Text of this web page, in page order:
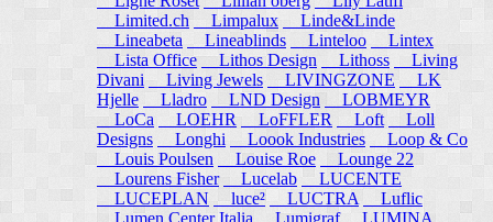
Limited.ch
Limpalux
Linde&Linde
Lineabeta
Lineablinds Linteloo
Lintex
Lista Office Lithos Design Lithoss
Living
Divani
Living Jewels LIVINGZONE
LK
Hjelle
Lladro LND Design
LOBMEYR
LoCa
LOEHR LoFFLER Loft
Loll
Designs
Longhi Loook Industries
Loop & Co
Louis Poulsen
Louise Roe
Lounge 22
Lourens Fisher
Lucelab
LUCENTE
LUCEPLAN
luce² LUCTRA
Luflic